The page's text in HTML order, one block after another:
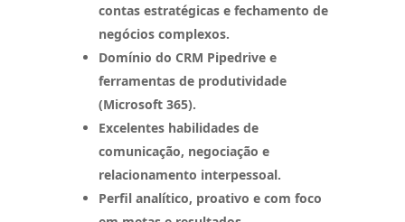
contas estratégicas e fechamento de
negócios complexos.
Domínio do CRM Pipedrive e
ferramentas de produtividade
(Microsoft 365).
Excelentes habilidades de
comunicação, negociação e
relacionamento interpessoal.
Perfil analítico, proativo e com foco